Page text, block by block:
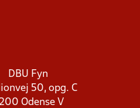
DBU Fyn
50, opg. C
Odense V